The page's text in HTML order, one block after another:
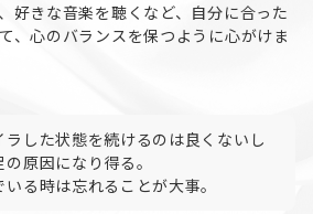
好きな音楽を聴くなど、自分に合った
、心のバランスを保つように心がけま
ラした状態を続けるのは良くないし
原因になり得る。
いる時は忘れることが大事。